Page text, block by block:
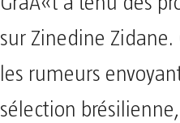
sur Zinedine
les rumeurs
sélection